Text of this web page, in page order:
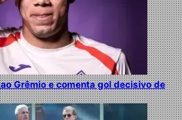
Grêmio e comenta gol decisivo de